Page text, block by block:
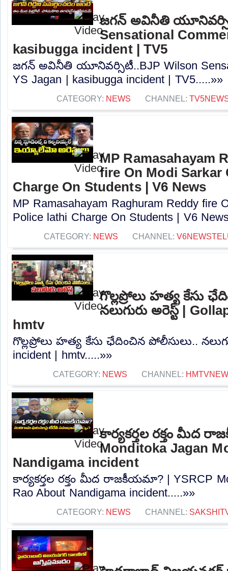
జగన్ అవినీతి
Sensational
kasibugga incident | TV5
జగన్ అవినీతి యూనివర్సిటీ..BJP Wilson
YS Jagan | kasibugga incident | TV5.....»»
CATEGORY: NEWS CHANNEL:
MP Ramasahayam
fire On Modi Sarkar
Charge On Students | V6 News
MP Ramasahayam Raghuram Reddy fire
Police lathi Charge On Students | V6
CATEGORY: NEWS CHANNEL:
గొల్లప్రోలు హత్య కేసు
నలుగురు అరెస్ట్ |
hmtv
గొల్లప్రోలు హత్య కేసు ఛేదించిన పోలీసులు..
incident | hmtv.....»»
CATEGORY: NEWS CHANNEL:
కార్యకర్తల రక్తం మీద
Monditoka Jagan
Nandigama incident
కార్యకర్తల రక్తం మీద రాజకీయమా? | YSRCP
Rao About Nandigama incident.....»»
CATEGORY: NEWS CHANNEL: